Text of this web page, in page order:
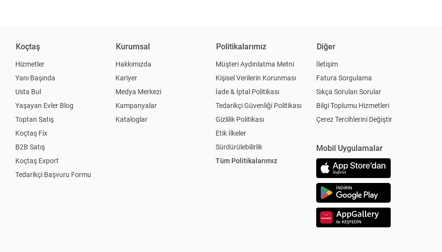
Koçtaş
Hizmetler
Yanı Başında
Usta Bul
Yaşayan Evler Blog
Toptan Satış
Koçtaş Fix
B2B Satış
Koçtaş Export
Tedarikçi Başvuru Formu
Kurumsal
Hakkımızda
Kariyer
Medya Merkezi
Kampanyalar
Kataloglar
Politikalarımız
Müşteri Aydınlatma Metni
Kişisel Verilerin Korunması
İade & İptal Politikası
Tedarikçi Güvenliği Politikası
Gizlilik Politikası
Etik İlkeler
Sürdürülebilirlik
Tüm Politikalarımız
Diğer
İletişim
Fatura Sorgulama
Sıkça Sorulan Sorular
Bilgi Toplumu Hizmetleri
Çerez Tercihlerini Değiştir
Mobil Uygulamalar